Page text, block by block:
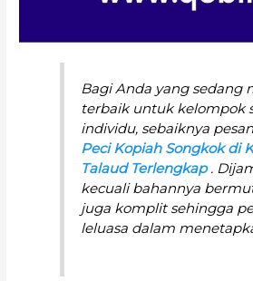
Bagi Anda yang sedang
terbaik untuk kelompok
individu, sebaiknya
Peci Kopiah Songkok di
Talaud Terlengkap.
kecuali bahannya
juga komplit sehingga
leluasa dalam